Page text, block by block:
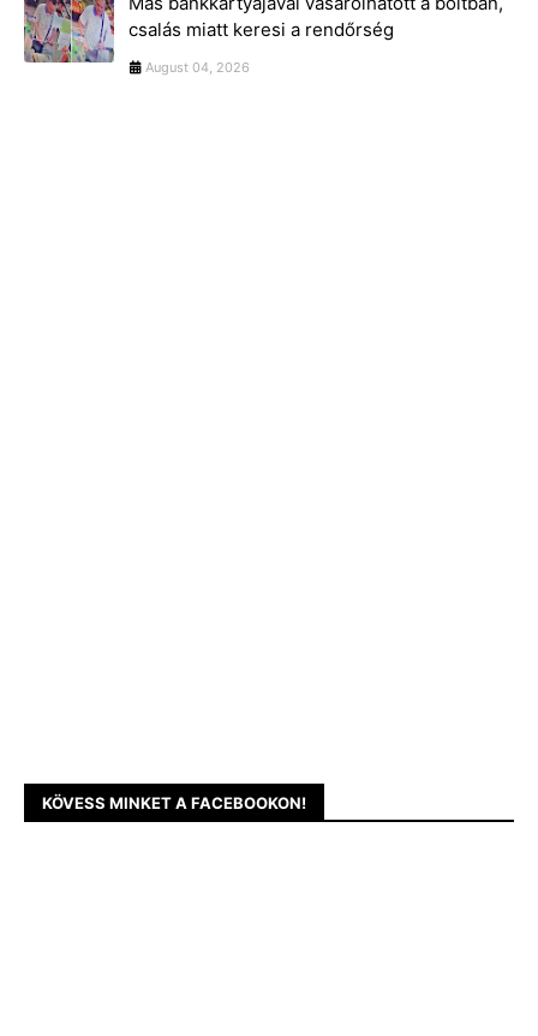
csalás miatt keresi a rendőrség
August 04, 2026
KÖVESS MINKET A FACEBOOKON!